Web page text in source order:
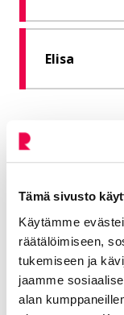
Tämä sivusto
Käytämme
räätälöimiseen,
tukemiseen ja
jaamme
alan
Elisa
Lisää
Nykyinen
Klikkaa